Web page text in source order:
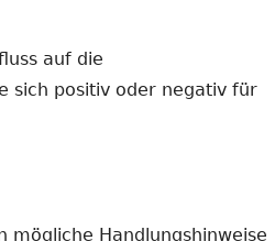
auf die
sich positiv oder negativ für
Handlungshinweise